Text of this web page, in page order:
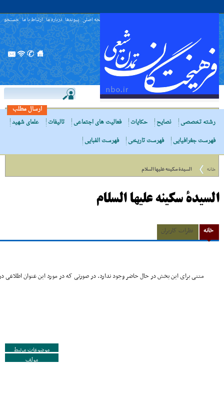
صفحه اصلی پیوندها درباره ما ارتباط با ما جستجو
ارسال مطلب
رشته تخصصی
نصایح حکایات فعالیت های اجتماعی تالیفات
علمای شهید
فهرست جغرافیایی
فهرست تاریخی فهرست الفبایی
خانه السیدة سکینه علیها السلام
السیدة سکینه علیها السلام
خانه نظرات کاربران
متنی برای این بخش در حال حاضر وجود ندارد. در صورتی که در مورد این عنوان اطلاعی
موضوعات مرتبط
مولف